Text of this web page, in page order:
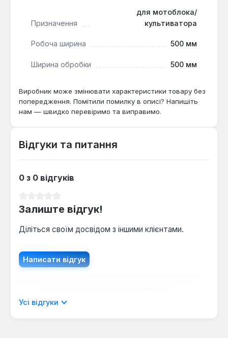
Призначення
для мотоблока/
культиватора
Робоча ширина 500 мм
Ширина обробки 500 мм
Виробник може змінювати характеристики товару без
попередження. Помітили помилку в описі? Напишіть
нам — швидко перевіримо та виправимо.
Відгуки та питання
0 з 0 відгуків
Залиште відгук!
Діліться своїм досвідом з іншими клієнтами.
Написати відгук
мовою.
Усі відгуки